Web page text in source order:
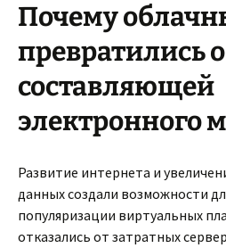
Почему
превратились
составляющей
электронного
Развитие интернета и
данных создали возможности
популяризации виртуальных
отказались от затратных